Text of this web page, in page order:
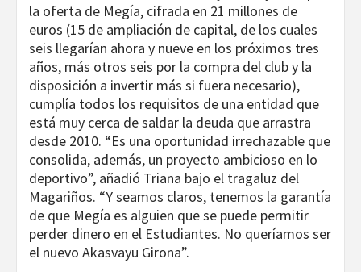
la oferta de Megía, cifrada en 21 millones de
euros (15 de ampliación de capital, de los cuales
seis llegarían ahora y nueve en los próximos tres
años, más otros seis por la compra del club y la
disposición a invertir más si fuera necesario),
cumplía todos los requisitos de una entidad que
está muy cerca de saldar la deuda que arrastra
desde 2010. “Es una oportunidad irrechazable que
consolida, además, un proyecto ambicioso en lo
deportivo”, añadió Triana bajo el tragaluz del
Magariños. “Y seamos claros, tenemos la garantía
de que Megía es alguien que se puede permitir
perder dinero en el Estudiantes. No queríamos ser
el nuevo Akasvayu Girona”.